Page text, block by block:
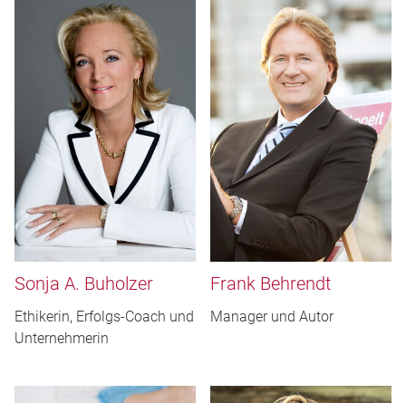
Sonja A. Buholzer
Ethikerin, Erfolgs-Coach und
Unternehmerin
Frank Behrendt
Manager und Autor